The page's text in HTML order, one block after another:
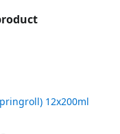
12x200ml